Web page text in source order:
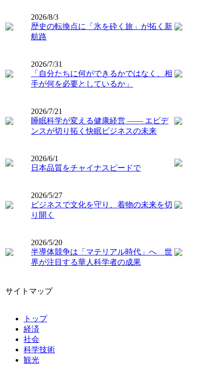
2026/8/3
歴史の転換点に「氷を砕く旅」が拓く新
航路
2026/7/31
「自分たちに何ができるかではなく、相
手が何を必要としているか」
2026/7/21
睡眠科学が変える健康経営 ―― エビデ
ンスが切り拓く快眠ビジネスの未来
2026/6/1
日本品質をチャイナスピードで
2026/5/27
ビジネスで文化を守り、着物の未来を切
り開く
2026/5/20
半導体競争は「マテリアル時代」へ 世
界が注目する華人科学者の成果
サイトマップ
トップ
経済
社会
科学技術
観光